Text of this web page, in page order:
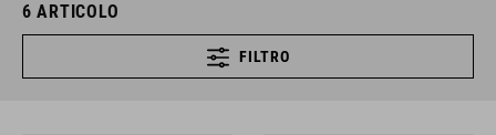
6 ARTICOLO
FILTRO